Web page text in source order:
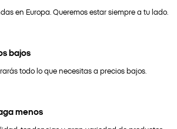
en Europa. Queremos estar siempre a tu lado.
bajos
todo lo que necesitas a precios bajos.
menos